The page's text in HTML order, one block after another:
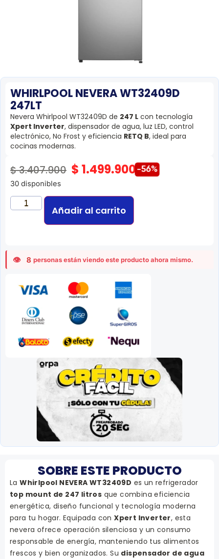
WHIRLPOOL NEVERA WT32409D
247LT
Nevera Whirlpool WT32409D de 247 L con tecnología
Xpert Inverter, dispensador de agua, luz LED, control
electrónico, No Frost y eficiencia RETQ B, ideal para
cocinas modernas.
$3.407.900 $ 1.499.900 -56%
30 disponibles
Añadir al carrito
8 personas están viendo este producto ahora mismo.
SOBRE ESTE PRODUCTO
LaWhirlpool NEVERA WT32409D es un refrigerador
top mount de 247 litros que combina eficiencia
energética, diseño funcional y tecnología moderna
para tu hogar. Equipada conXpert Inverter, esta
nevera ofrece operación silenciosa y un consumo
responsable de energía, manteniendo tus alimentos
frescos y bien organizados. Su dispensador de agua